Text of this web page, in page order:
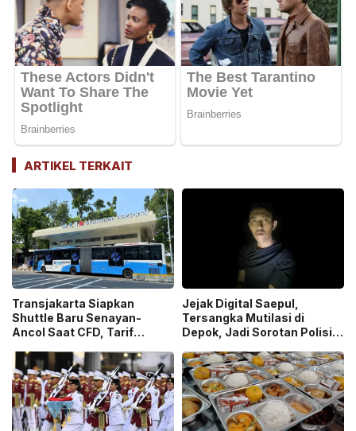
ARTIKEL TERKAIT
Transjakarta Siapkan
Shuttle Baru Senayan-
Ancol Saat CFD, Tarif
Jejak Digital Saepul,
Tersangka Mutilasi di
Depok, Jadi Sorotan Polisi